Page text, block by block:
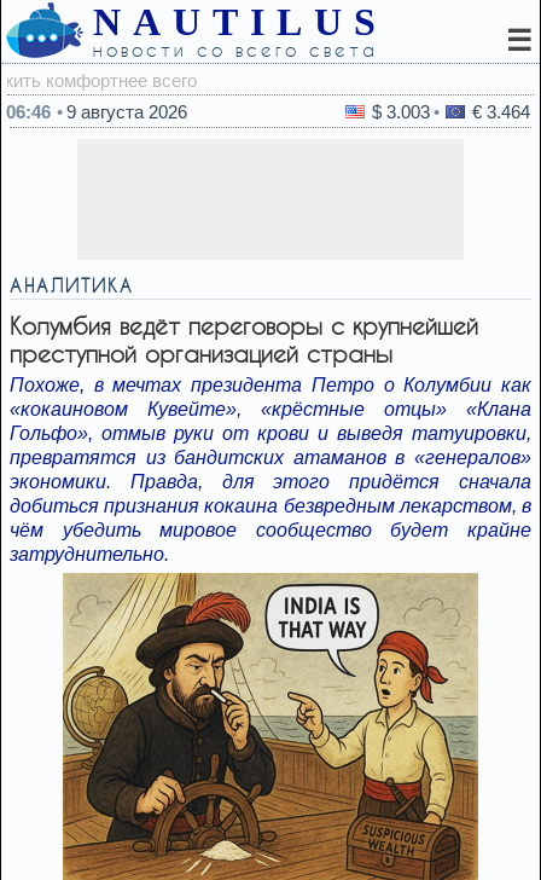
NAUTILUS
новости со всего света ☰
06:46
9 августа 2026 $ 3.003 € 3.464
АНАЛИТИКА
Колумбия ведёт переговоры с крупнейшей
преступной организацией страны
Похоже, в мечтах президента Петро о Колумбии как
«кокаиновом Кувейте», «крёстные отцы» «Клана
Гольфо», отмыв руки от крови и выведя татуировки,
превратятся из бандитских атаманов в «генералов»
экономики. Правда, для этого придётся сначала
добиться признания кокаина безвредным лекарством, в
чём убедить мировое сообщество будет крайне
затруднительно.